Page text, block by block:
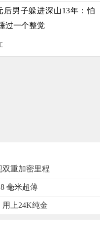
后男子躲进深山13年：怕
过一个整觉
重加密里程
毫米超薄
用上24K纯金